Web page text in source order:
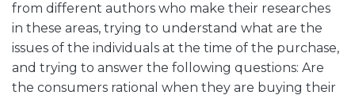
from different authors who make their researches
in these areas, trying to understand what are the
issues of the individuals at the time of the purchase,
and trying to answer the following questions: Are
the consumers rational when they are buying their